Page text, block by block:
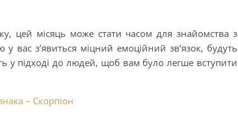
цей місяць може стати часом для знайомства з
з’явиться міцний емоційний зв’язок, будуть
у підході до людей, щоб вам було легше вступити
– Скорпіон